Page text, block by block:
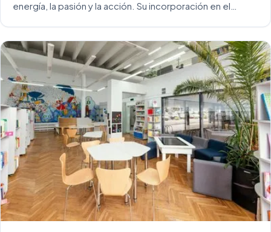
energía, la pasión y la acción. Su incorporación en el